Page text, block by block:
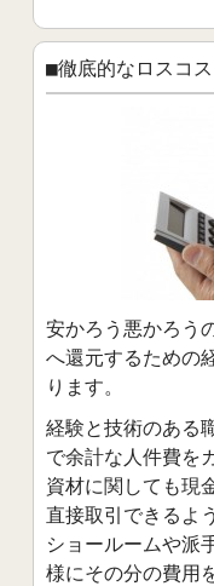
■徹底的なロスコス
安かろう悪かろう
へ還元するための
ります。
経験と技術のある
で余計な人件費を
資材に関しても現
直接取引できるよ
ショールームや派
様にその分の費用